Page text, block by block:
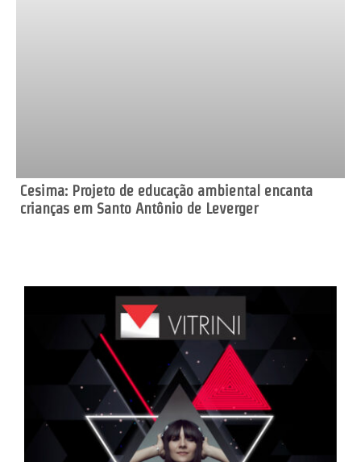
Cesima: Projeto de educação ambiental encanta
crianças em Santo Antônio de Leverger